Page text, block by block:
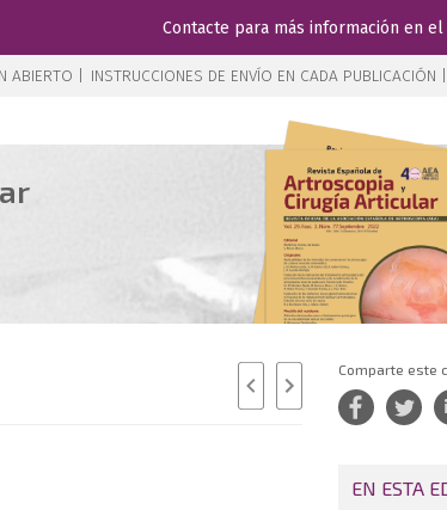
Contacte para más información en
ABIERTO | INSTRUCCIONES DE ENVÍO EN CADA PUBLICACIÓN |
Comparte este
EN ESTA